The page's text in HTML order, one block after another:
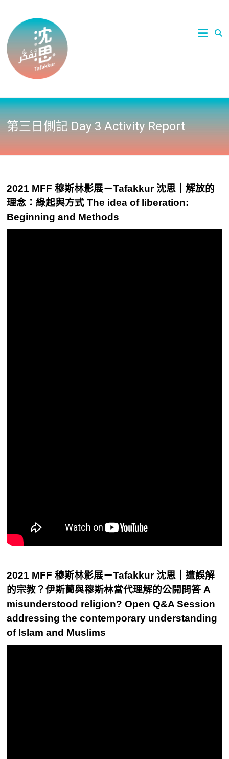
content
沈思 /
Tafakkur
2021國
立陽明
交通大
學文化
研究國
際中心
穆斯林
ICCS-
NYCU
Film
第三日側記 Day 3 Activity Report
2021 MFF 穆斯林影展－Tafakkur 沈思｜解放的
理念：綠起與方式 The idea of liberation:
Beginning and Methods
2021 MFF 穆斯林影展－Tafakkur 沈思｜遭誤解
的宗教？伊斯蘭與穆斯林當代理解的公開問答 A
misunderstood religion? Open Q&A Session
addressing the contemporary understanding
of Islam and Muslims